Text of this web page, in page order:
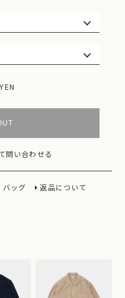
問い合わせる
バッグ 返品について